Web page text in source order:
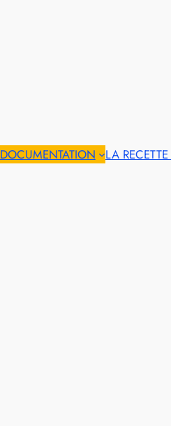
DOCUMENTATION LA